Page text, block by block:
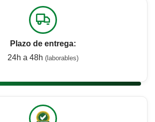
Plazo de entrega:
24h a 48h (laborables)